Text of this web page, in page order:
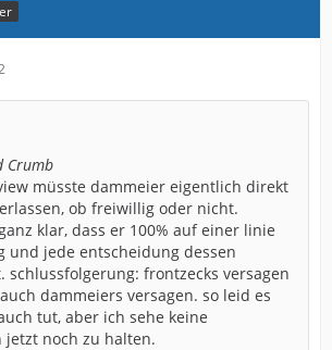
Crumb
müsste dammeier eigentlich direkt
ob freiwillig oder nicht.
klar, dass er 100% auf einer linie
und jede entscheidung dessen
schlussfolgerung: frontzecks versagen
dammeiers versagen. so leid es
tut, aber ich sehe keine
noch zu halten.